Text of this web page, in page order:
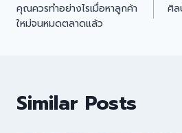
คุณควรทำอย่างไรเมื่อหาลูกค้า
ใหม่จนหมดตลาดแล้ว
ศิล
Similar Posts